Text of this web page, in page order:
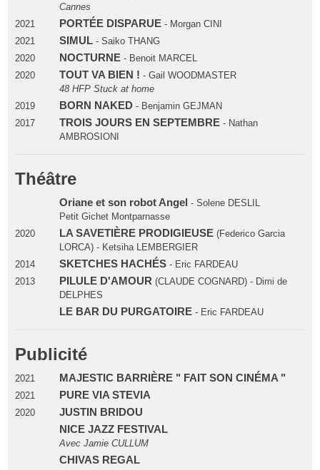
Cannes
2021
PORTÉE DISPARUE- Morgan CINI
2021
SIMUL- Saiko THANG
2020
NOCTURNE- Benoit MARCEL
2020
TOUT VA BIEN ! - Gail WOODMASTER
48 HFP Stuck at home
2019
BORN NAKED- Benjamin GEJMAN
2017
TROIS JOURS EN SEPTEMBRE- Nathan
AMBROSIONI
Théâtre
Oriane et son robot Angel - Solene DESLIL
Petit Gichet Montparnasse
2020
LA SAVETIÈRE PRODIGIEUSE(Federico Garcia
LORCA) - Ketsiha LEMBERGIER
2014
SKETCHES HACHÉS- Eric FARDEAU
2013
PILULE D'AMOUR (CLAUDE COGNARD) - Dimi de
DELPHES
LE BAR DU PURGATOIRE- Eric FARDEAU
Publicité
2021 MAJESTIC BARRIÈRE " FAIT SON CINÉMA "
2021 PURE VIA STEVIA
2020
JUSTIN BRIDOU
NICE JAZZ FESTIVAL
Avec Jamie CULLUM
CHIVAS REGAL